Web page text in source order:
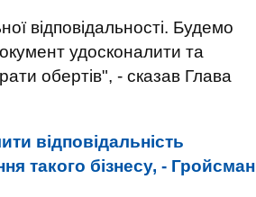
відповідальності. Будемо
удосконалити та
обертів", - сказав Глава
відповідальність
такого бізнесу, - Гройсман